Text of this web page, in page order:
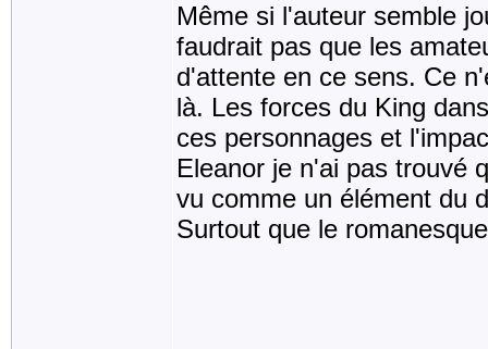
Même si l'auteur semble
faudrait pas que les
d'attente en ce sens. Ce
là. Les forces du King
ces personnages et
Eleanor je n'ai pas trouvé
vu comme un élément du
Surtout que le